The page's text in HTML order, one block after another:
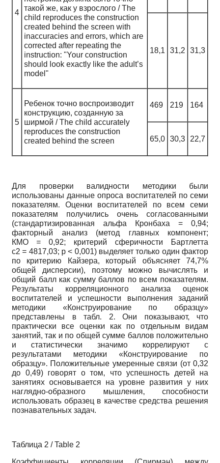
4
такой же, как у взрослого / The
child reproduces the construction
created behind the screen with
inaccuracies and errors, which are
corrected after repeating the
instruction: "Your construction
should look exactly like the adult’s
model"
18,1 31,2 31,3
5
Ребенок точно воспроизводит
конструкцию, созданную за
ширмой / The child accurately
reproduces the construction
created behind the screen
469 219 164
65,0 30,3 22,7
Для проверки валидности методики были
использованы данные опроса воспитателей по семи
показателям. Оценки воспитателей по всем семи
показателям получились очень согласованными
(стандартизированная альфа Кронбаха = 0,94;
факторный анализ (метод главных компонент;
КМО = 0,92; критерий сферичности Бартлетта
c2 = 4817,03; p < 0,001) выделяет только один фактор
по критерию Кайзера, который объясняет 74,7%
общей дисперсии), поэтому можно вычислять и
общий балл как сумму баллов по всем показателям.
Результаты корреляционного анализа оценок
воспитателей и успешности выполнения заданий
методики «Конструирование по образцу»
представлены в табл. 2. Они показывают, что
практически все оценки как по отдельным видам
занятий, так и по общей сумме баллов положительно
и статистически значимо коррелируют с
результатами методики «Конструирование по
образцу». Положительные умеренные связи (от 0,32
до 0,49) говорят о том, что успешность детей на
занятиях основывается на уровне развития у них
наглядно-образного мышления, способности
использовать образец в качестве средства решения
познавательных задач.
Таблица 2 / Table 2